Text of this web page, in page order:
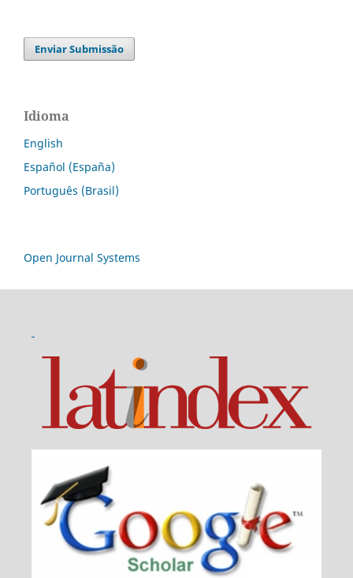
Enviar Submissão
Idioma
English
Español (España)
Português (Brasil)
Open Journal Systems